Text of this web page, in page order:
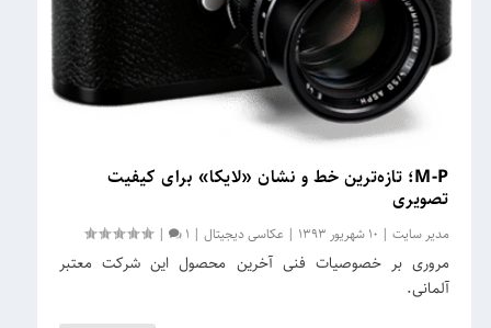
M-P؛ تازه‌ترین خط و نشان «لایکا» برای کیفیت
تصویری
مدیر سایت | 10 شهریور 1393 |عکاسی دیجیتال |
1
|
مروری بر خصوصیات فنی آخرین محصول این شرکت معتبر
آلمانی.